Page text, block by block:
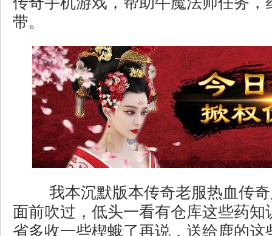
带。
我本沉默版本传奇老服热血传
面前吹过，低头一看有仓库这些药知
省多收一些楔蛾了再说，送给鹿的这